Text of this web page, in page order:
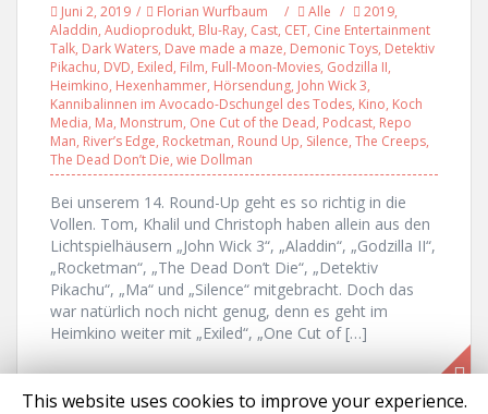
Juni 2, 2019 Florian Wurfbaum Alle 2019,
Aladdin, Audioprodukt, Blu-Ray, Cast, CET, Cine Entertainment
Talk, Dark Waters, Dave made a maze, Demonic Toys, Detektiv
Pikachu, DVD, Exiled, Film, Full-Moon-Movies, Godzilla II,
Heimkino, Hexenhammer, Hörsendung, John Wick 3,
Kannibalinnen im Avocado-Dschungel des Todes, Kino, Koch
Media, Ma, Monstrum, One Cut of the Dead, Podcast, Repo
Man, River’s Edge, Rocketman, Round Up, Silence, The Creeps,
The Dead Don’t Die, wie Dollman
Bei unserem 14. Round-Up geht es so richtig in die
Vollen. Tom, Khalil und Christoph haben allein aus den
Lichtspielhäusern „John Wick 3“, „Aladdin“, „Godzilla II“,
„Rocketman“, „The Dead Don’t Die“, „Detektiv
Pikachu“, „Ma“ und „Silence“ mitgebracht. Doch das
war natürlich noch nicht genug, denn es geht im
Heimkino weiter mit „Exiled“, „One Cut of […]
This website uses cookies to improve your experience.